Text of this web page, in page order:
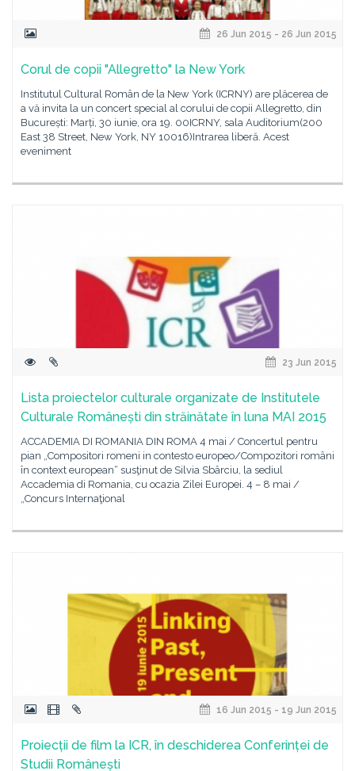
26 Jun 2015 - 26 Jun 2015
Corul de copii "Allegretto" la New York
Institutul Cultural Român de la New York (ICRNY) are plăcerea de
a vă invita la un concert special al corului de copii Allegretto, din
București: Marți, 30 iunie, ora 19. 00ICRNY, sala Auditorium(200
East 38 Street, New York, NY 10016)Intrarea liberă. Acest
eveniment
23 Jun 2015
Lista proiectelor culturale organizate de Institutele
Culturale Românești din străinătate în luna MAI 2015
ACCADEMIA DI ROMANIA DIN ROMA 4 mai / Concertul pentru
pian „Compositori romeni in contesto europeo/Compozitori români
în context european“ susţinut de Silvia Sbârciu, la sediul
Accademia di Romania, cu ocazia Zilei Europei. 4 – 8 mai /
„Concurs Internaţional
16 Jun 2015 - 19 Jun 2015
Proiecții de film la ICR, în deschiderea Conferinței de
Studii Românești